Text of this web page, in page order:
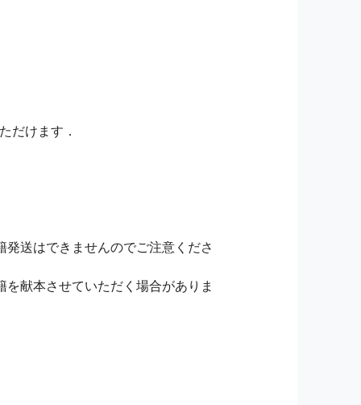
だけます．
送はできませんのでご注意くださ
献本させていただく場合がありま